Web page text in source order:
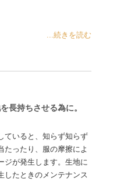
...続きを読む
長持ちさせる為に。
ていると、知らず知らず
たったり、服の摩擦によ
ジが発生します。生地に
したときのメンテナンス